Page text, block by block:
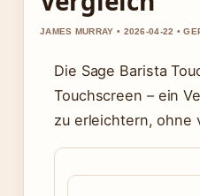
JAMES MURRAY • 2026-04-22 •
Die Sage Barista
Touchscreen – ein
zu erleichtern, ohne